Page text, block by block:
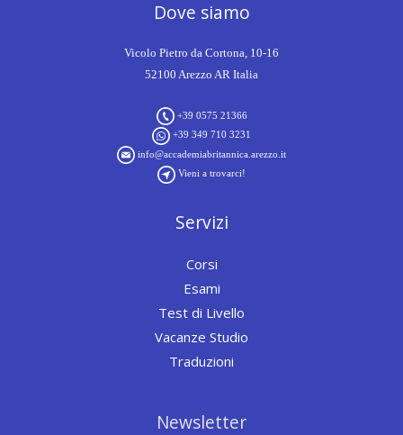
Dove siamo
Vicolo Pietro da Cortona, 10-16
52100 Arezzo AR Italia
+39 0575 21366
+39 349 710 3231
info@accademiabritannica.arezzo.it
Vieni a trovarci!
Servizi
Corsi
Esami
Test di Livello
Vacanze Studio
Traduzioni
Newsletter